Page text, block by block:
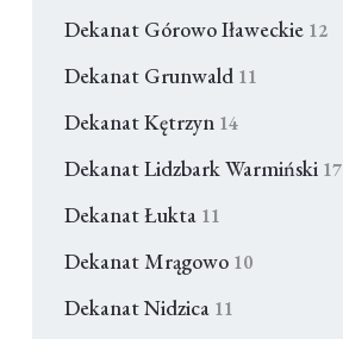
Dekanat Górowo Iławeckie 12
Dekanat Grunwald 11
Dekanat Kętrzyn 14
Dekanat Lidzbark Warmiński 17
Dekanat Łukta 11
Dekanat Mrągowo 10
Dekanat Nidzica 11